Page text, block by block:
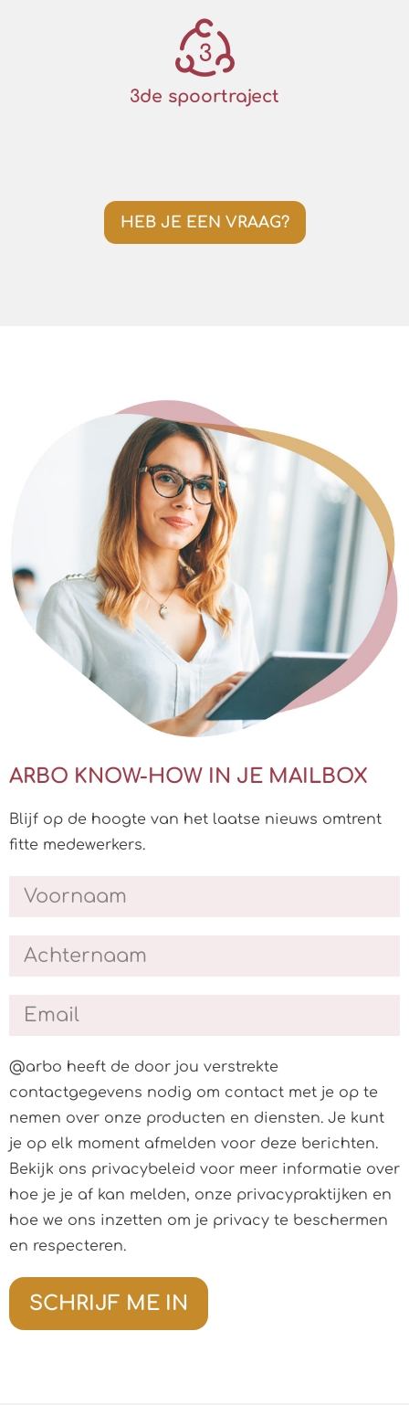
3de spoortraject
HEB JE EEN VRAAG?
ARBO KNOW-HOW IN JE MAILBOX
Blijf op de hoogte van het laatse nieuws omtrent
fitte medewerkers.
@arbo heeft de door jou verstrekte
contactgegevens nodig om contact met je op te
nemen over onze producten en diensten. Je kunt
je op elk moment afmelden voor deze berichten.
Bekijk ons privacybeleid voor meer informatie over
hoe je je af kan melden, onze privacypraktijken en
hoe we ons inzetten om je privacy te beschermen
en respecteren.
SCHRIJF ME IN